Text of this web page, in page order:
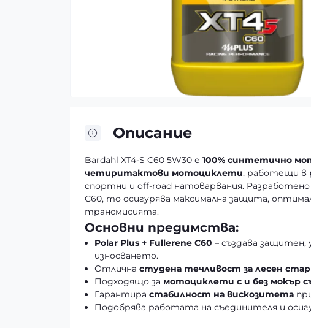
Описание
Bardahl XT4-S C60 5W30 е 100% синтетично
четиритактови мотоциклети, работещи в
спортни и off-road натоварвания.
C60, то осигурява максимална защита,
трансмисията.
Основни предимства:
Polar Plus + Fullerene C60 – създава
износването.
Отлична студена течливост за лесен
Подходящо за мотоциклети с и без мокър
Гарантира стабилност на вискозитета
Подобрява работата на съединителя и